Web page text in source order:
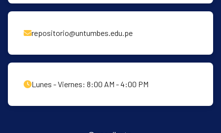
repositorio@untumbes.edu.pe
Lunes - Viernes: 8:00 AM - 4:00 PM